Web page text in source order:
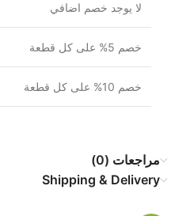
لا يوجد خصم اضافي
خصم 5% على كل قطعة
خصم 10% على كل قطعة
مراجعات (0)
Shipping & Delivery